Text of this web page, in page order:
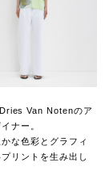
Van Notenのア
ナー。
な色彩とグラフィ
リントを生み出し